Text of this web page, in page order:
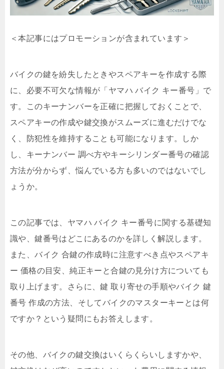
＜本記事にはプロモーションが含まれています＞
バイクの鍵を紛失したときやスペアキーを作成する際
に、必要不可欠な情報が「ヤマハ バイク キー番号」で
す。このキーナンバーを正確に把握しておくことで、
スペアキーの作成や鍵交換がスムーズに進むだけでな
く、防犯性を維持することも可能になります。しか
し、キーナンバー 調べ方やキーシリンダー番号の確認
方法が分からず、悩んでいる方も多いのではないでし
ょうか。
この記事では、ヤマハ バイク キー番号に関する基礎知
識や、鍵番号はどこにあるのかを詳しく解説します。
また、バイク 合鍵の作成時に注意すべき点やスペアキ
ー 価格の目安、純正キーと合鍵の見分け方についても
取り上げます。さらに、鍵 取り寄せの手順やバイク 鍵
番号 作成の方法、そしてバイクのマスターキーとは何
ですか？という疑問にもお答えします。
その他、バイクの鍵交換はいくらくらいしますかや、